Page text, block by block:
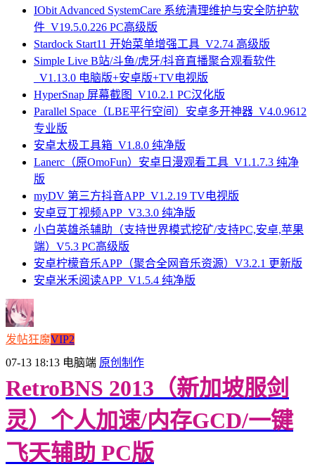
IObit Advanced SystemCare 系统清理维护与安全防护软
件_V19.5.0.226 PC高级版
Stardock Start11 开始菜单增强工具_V2.74 高级版
Simple Live B站/斗鱼/虎牙/抖音直播聚合观看软件
_V1.13.0 电脑版+安卓版+TV电视版
HyperSnap 屏幕截图_V10.2.1 PC汉化版
Parallel Space（LBE平行空间）安卓多开神器_V4.0.9612
专业版
安卓太极工具箱_V1.8.0 纯净版
Lanerc（原OmoFun）安卓日漫观看工具_V1.1.7.3 纯净
版
myDV 第三方抖音APP_V1.2.19 TV电视版
安卓豆丁视频APP_V3.3.0 纯净版
小白英雄杀辅助（支持世界模式挖矿/支持PC,安卓,苹果
端）V5.3 PC高级版
安卓柠檬音乐APP（聚合全网音乐资源）V3.2.1 更新版
安卓米禾阅读APP_V1.5.4 纯净版
发帖狂魔VIP2
07-13 18:13 电脑端 原创制作
RetroBNS 2013（新加坡服剑
灵）个人加速/内存GCD/一键
飞天辅助 PC版